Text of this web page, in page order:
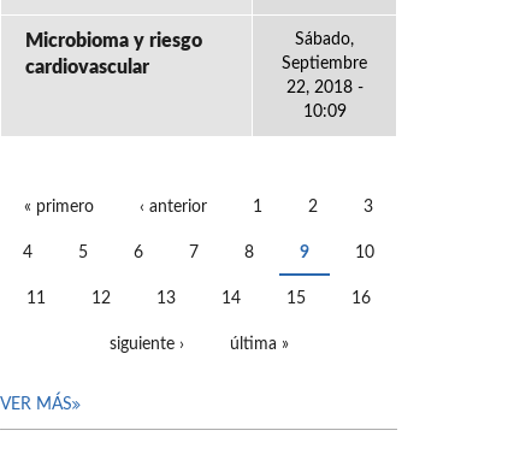
Microbioma y riesgo
cardiovascular
Sábado,
Septiembre
22, 2018 -
10:09
« primero ‹ anterior 1 2 3
4 5 6 7 8 9 10
11 12 13 14 15 16
siguiente › última »
VER MÁS